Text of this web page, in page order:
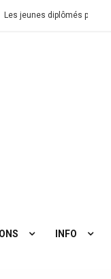
diplômés partis à
INFO